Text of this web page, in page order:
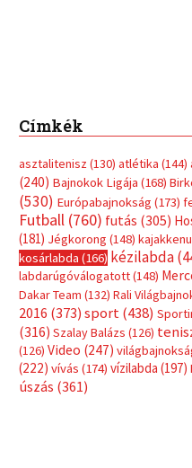
Címkék
asztalitenisz (130) atlétika (144)
(240) Bajnokok Ligája (168)
(530) Európabajnokság (173)
Futball (760) futás (305)
(181) Jégkorong (148) kajakkenu
kosárlabda (166) kézilabda
labdarúgóválogatott(148)
Dakar Team (132) Rali
2016 (373) sport(438)
(316) Szalay Balázs (126)
(126) Video (247)
(222) vívás (174) vízilabda (197)
úszás (361)